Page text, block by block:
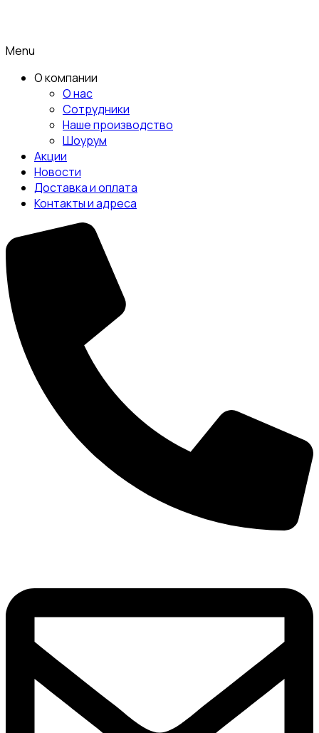
Menu
О компании
О нас
Сотрудники
Наше производство
Шоурум
Акции
Новости
Доставка и оплата
Контакты и адреса